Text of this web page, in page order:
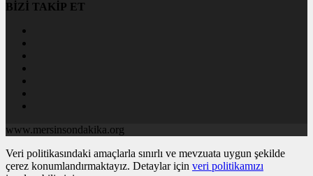
BİZİ TAKİP ET
www.mersinsondakika.org
Veri politikasındaki amaçlarla sınırlı ve mevzuata uygun şekilde
çerez konumlandırmaktayız. Detaylar için veri politikamızı